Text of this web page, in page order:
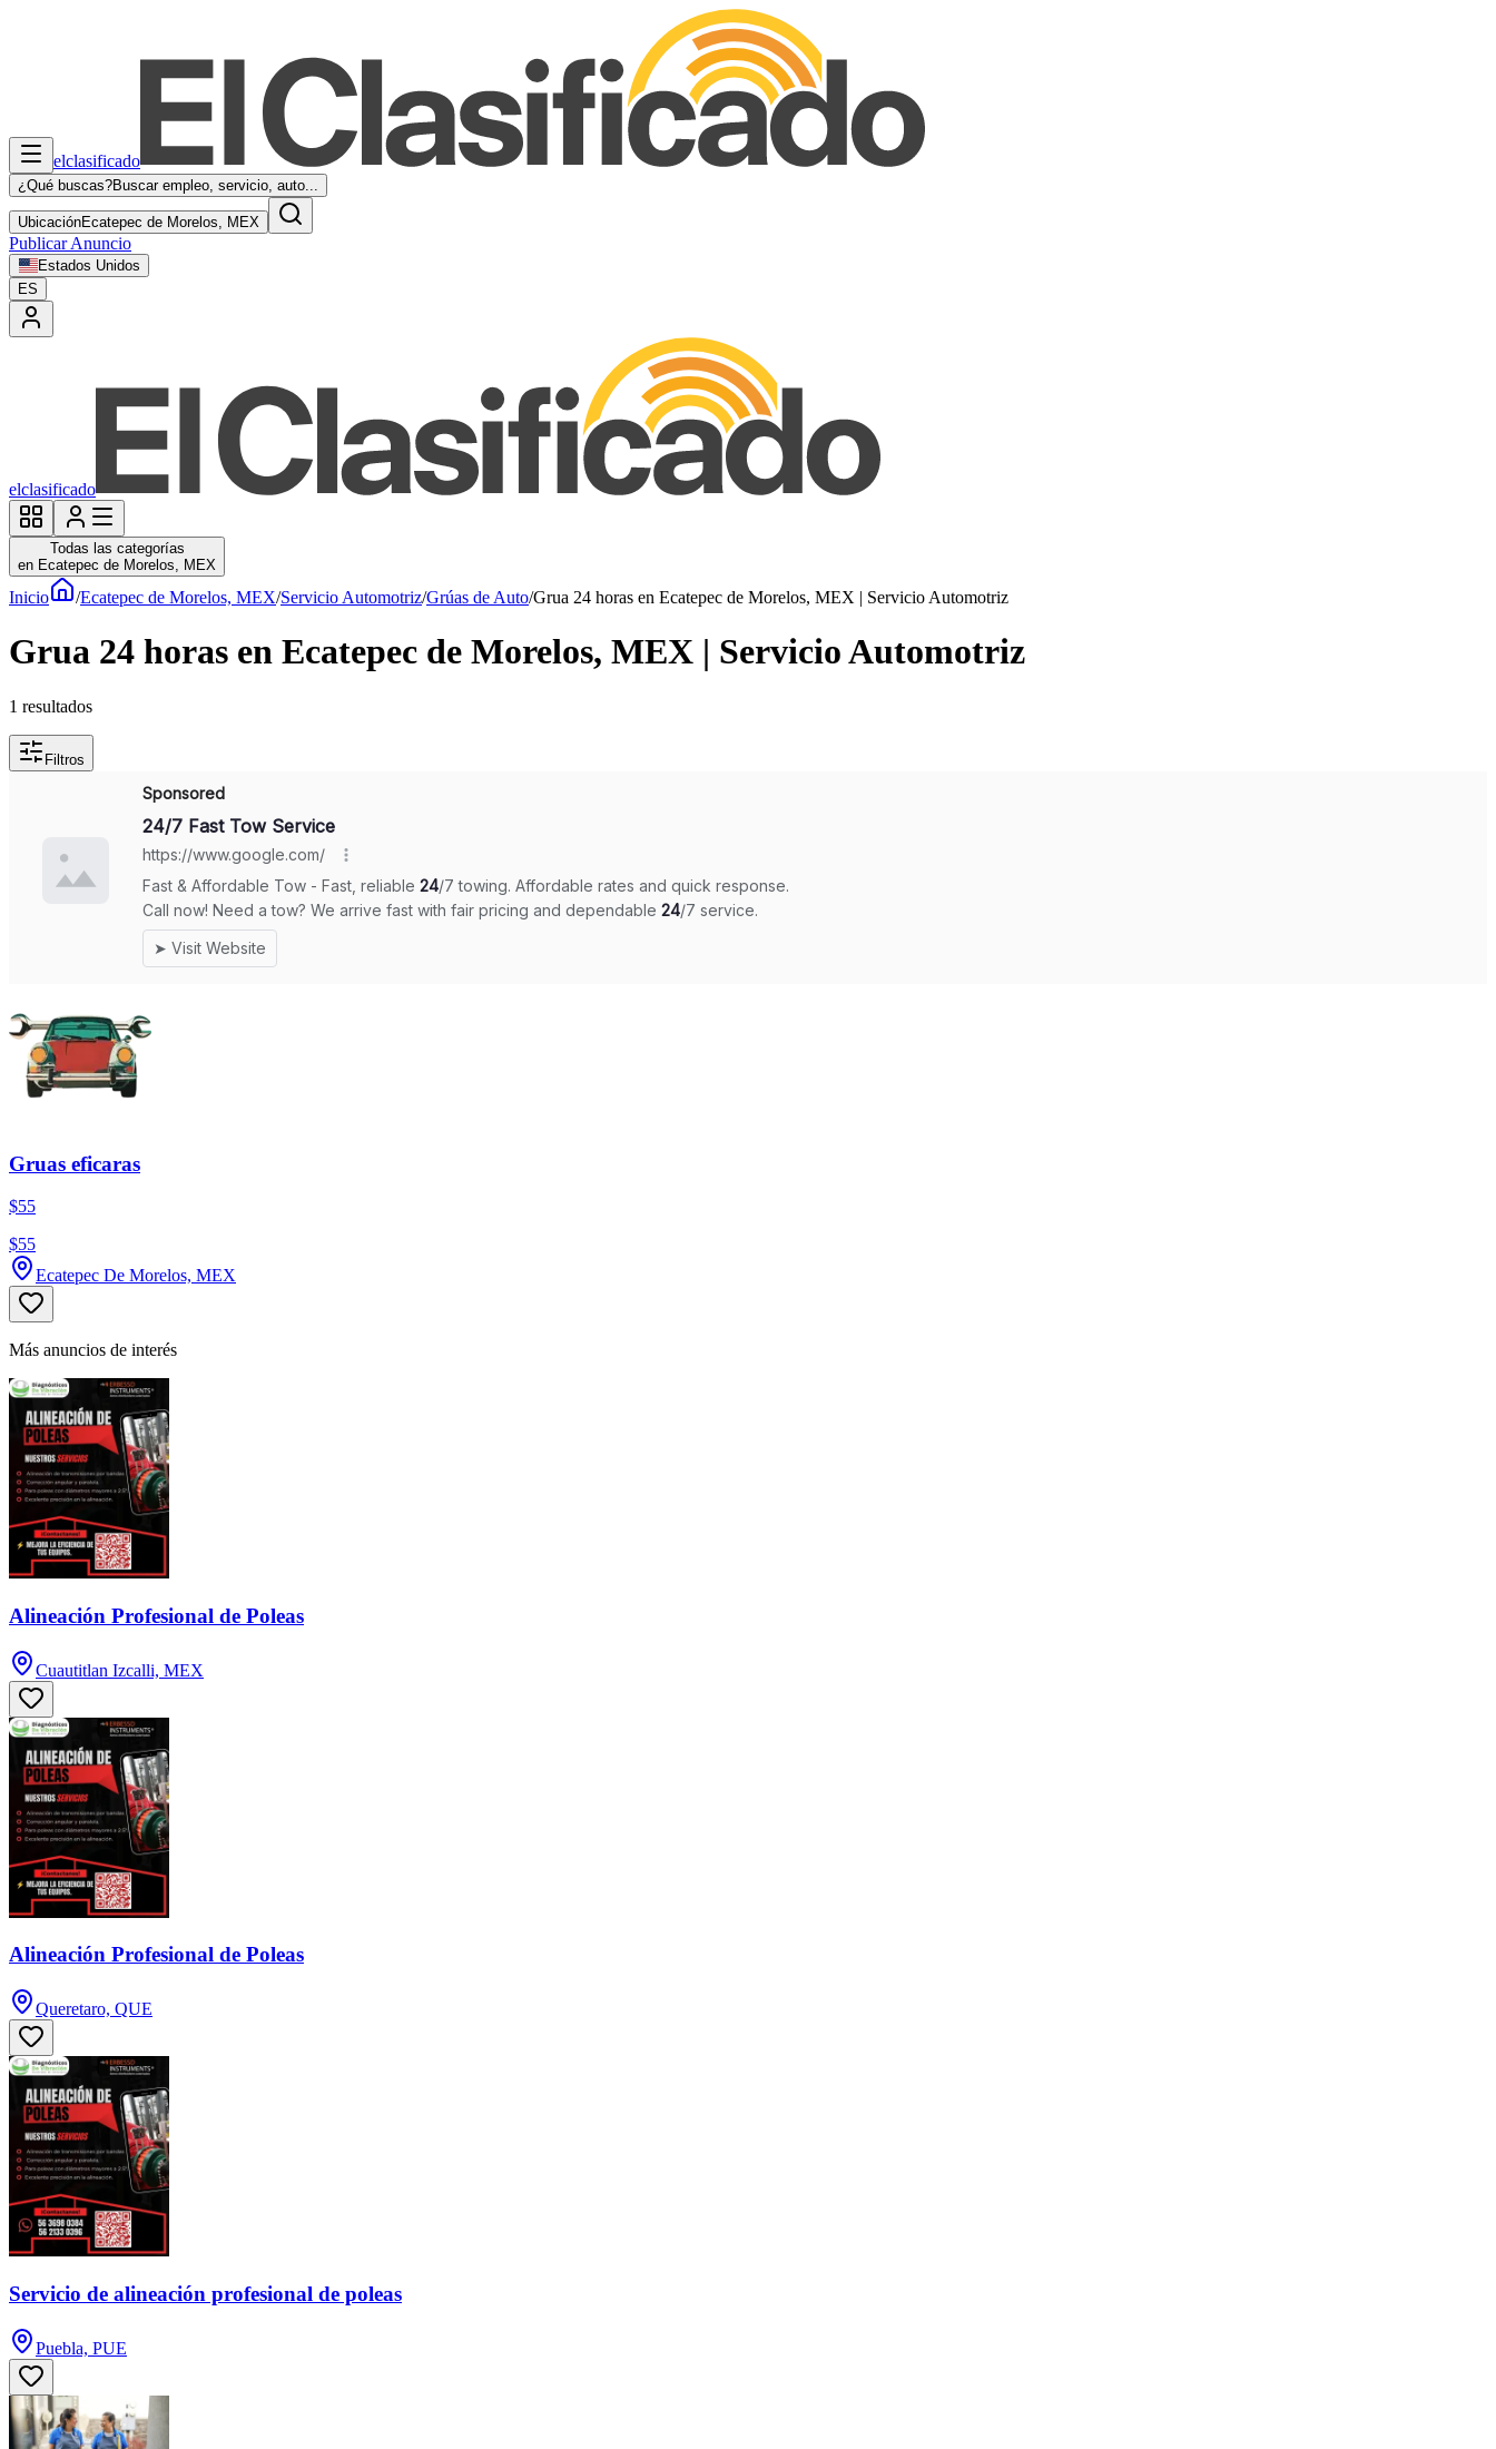
elclasificado
¿Qué buscas?Buscar empleo, servicio, auto...
UbicaciónEcatepec de Morelos, MEX
Publicar Anuncio
Estados Unidos
ES
elclasificado
Todas las categorías
en Ecatepec de Morelos, MEX
Inicio /Ecatepec de Morelos, MEX/Servicio Automotriz/Grúas de Auto/Grua 24 horas en Ecatepec de Morelos, MEX | Servicio Automotriz
Grua 24 horas en Ecatepec de Morelos, MEX | Servicio Automotriz
1 resultados
Filtros
Gruas eficaras
$55
$55
Ecatepec De Morelos, MEX
Más anuncios de interés
Alineación Profesional de Poleas
Cuautitlan Izcalli, MEX
Alineación Profesional de Poleas
Queretaro, QUE
Servicio de alineación profesional de poleas
Puebla, PUE